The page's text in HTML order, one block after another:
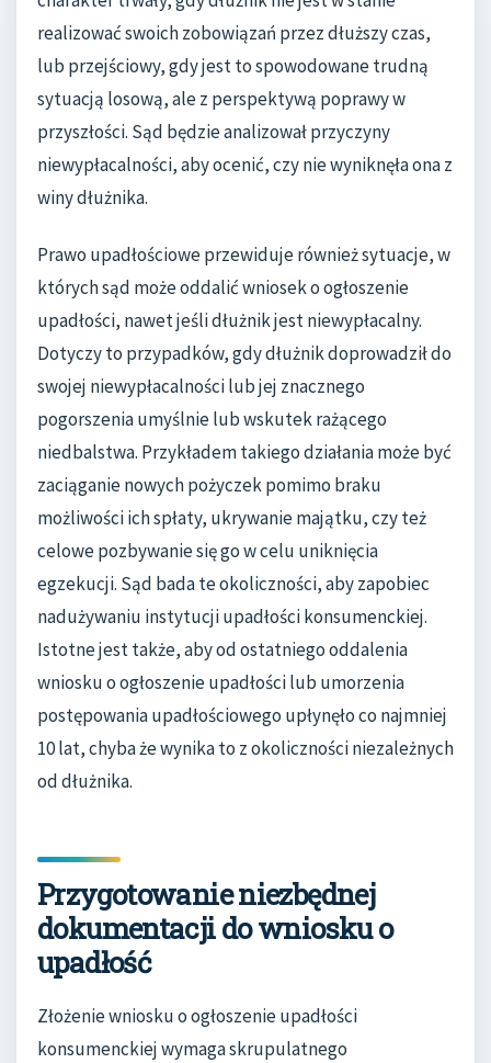
realizować swoich zobowiązań przez dłuższy czas,
lub przejściowy, gdy jest to spowodowane trudną
sytuacją losową, ale z perspektywą poprawy w
przyszłości. Sąd będzie analizował przyczyny
niewypłacalności, aby ocenić, czy nie wyniknęła ona z
winy dłużnika.
Prawo upadłościowe przewiduje również sytuacje, w
których sąd może oddalić wniosek o ogłoszenie
upadłości, nawet jeśli dłużnik jest niewypłacalny.
Dotyczy to przypadków, gdy dłużnik doprowadził do
swojej niewypłacalności lub jej znacznego
pogorszenia umyślnie lub wskutek rażącego
niedbalstwa. Przykładem takiego działania może być
zaciąganie nowych pożyczek pomimo braku
możliwości ich spłaty, ukrywanie majątku, czy też
celowe pozbywanie się go w celu uniknięcia
egzekucji. Sąd bada te okoliczności, aby zapobiec
nadużywaniu instytucji upadłości konsumenckiej.
Istotne jest także, aby od ostatniego oddalenia
wniosku o ogłoszenie upadłości lub umorzenia
postępowania upadłościowego upłynęło co najmniej
10 lat, chyba że wynika to z okoliczności niezależnych
od dłużnika.
Przygotowanie niezbędnej
dokumentacji do wniosku o
upadłość
Złożenie wniosku o ogłoszenie upadłości
konsumenckiej wymaga skrupulatnego